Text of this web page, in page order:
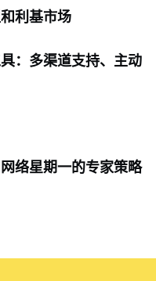
利基市场
：多渠道支持、主动
络星期一的专家策略